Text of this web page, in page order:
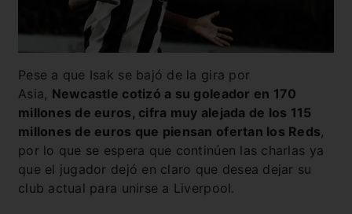
Pese a que Isak se bajó de la gira por
Asia, Newcastle cotizó a su goleador en 170
millones de euros, cifra muy alejada de los 115
millones de euros que piensan ofertan los Reds,
por lo que se espera que continúen las charlas ya
que el jugador dejó en claro que desea dejar su
club actual para unirse a Liverpool.